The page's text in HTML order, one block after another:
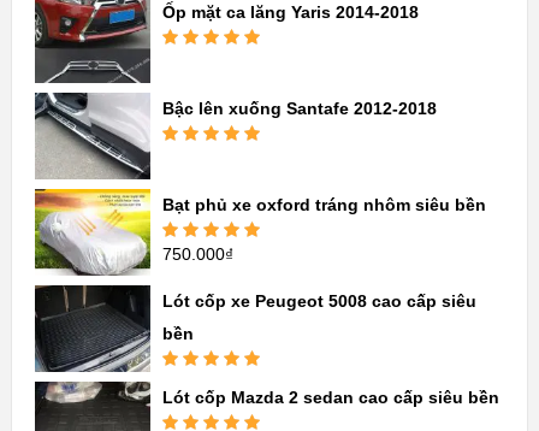
Ốp mặt ca lăng Yaris 2014-2018
Bậc lên xuống Santafe 2012-2018
Bạt phủ xe oxford tráng nhôm siêu bền
Được xếp
750.000₫
Lót cốp xe Peugeot 5008 cao cấp siêu
bền
hạng5.005
sao
Lót cốp Mazda 2 sedan cao cấp siêu bền